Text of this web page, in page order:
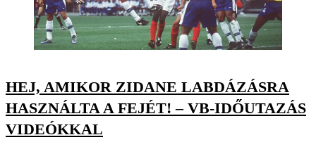
HEJ, AMIKOR ZIDANE LABDÁZÁSRA
HASZNÁLTA A FEJÉT! – VB-IDŐUTAZÁS
VIDEÓKKAL